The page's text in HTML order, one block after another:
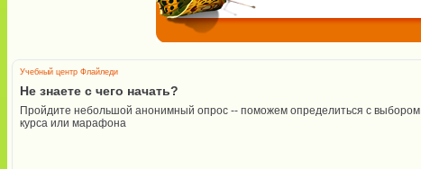
Учебный центр Флайледи
Не знаете с чего начать?
Пройдите небольшой анонимный опрос -- поможем определиться с выбором
курса или марафона